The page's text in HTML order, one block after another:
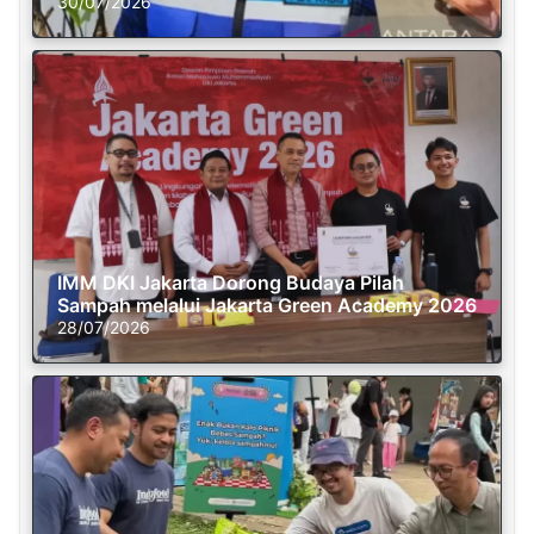
IMM DKI Jakarta Dorong Budaya Pilah
Sampah melalui Jakarta Green Academy 2026
28/07/2026